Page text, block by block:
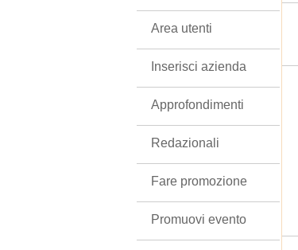
Area utenti
Inserisci azienda
Approfondimenti
Redazionali
Fare promozione
Promuovi evento